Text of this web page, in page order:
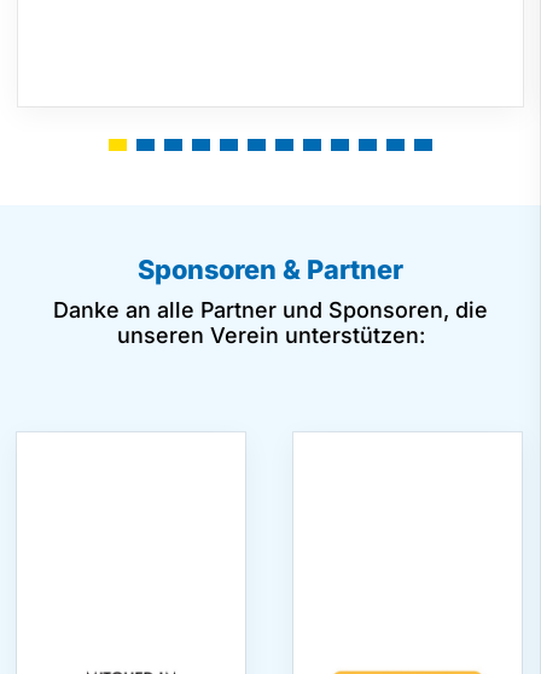
Sponsoren & Partner
Danke an alle Partner und Sponsoren, die
unseren Verein unterstützen: